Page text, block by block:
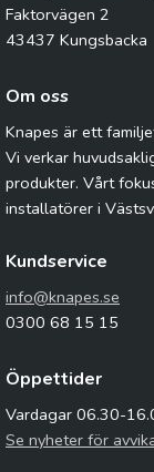
Faktorvägen 2
43437 Kungsbacka
Om oss
Knapes är ett
Vi verkar
produkter. Vårt
installatörer i
Kundservice
info@knapes.se
0300 68 15 15
Öppettider
Vardagar 06.30-
Se nyheter för